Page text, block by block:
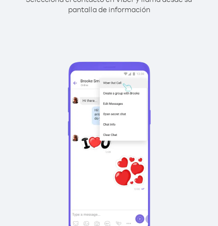
pantalla de información